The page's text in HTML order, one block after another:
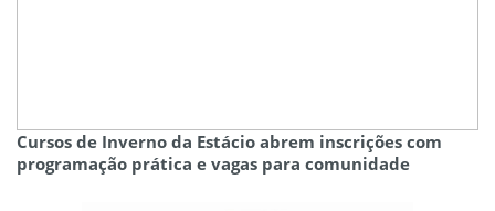
Cursos de Inverno da Estácio abrem inscrições com
programação prática e vagas para comunidade